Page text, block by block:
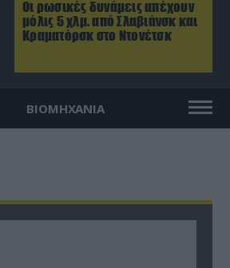
Οι ρωσικές δυνάμεις απέχουν
μόλις 5 χλμ. από Σλαβιάνσκ και
Κραματόρσκ στο Ντονέτσκ
ΒΙΟΜΗΧΑΝΙΑ